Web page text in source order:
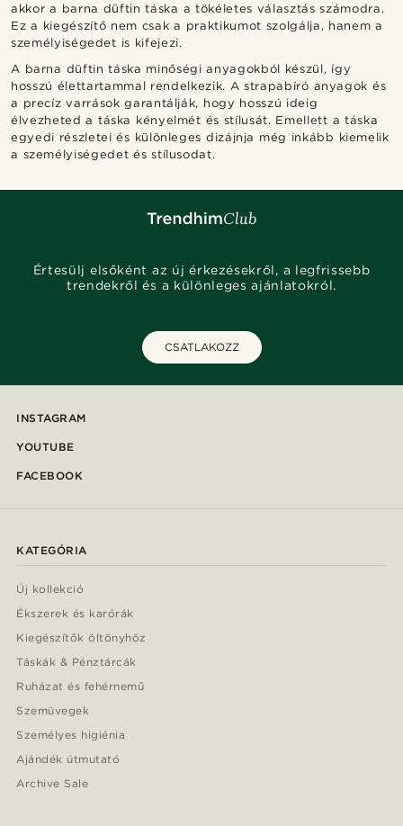
akkor a barna düftin táska a tökéletes választás számodra.
Ez a kiegészítő nem csak a praktikumot szolgálja, hanem a
személyiségedet is kifejezi.
A barna düftin táska minőségi anyagokból készül, így
hosszú élettartammal rendelkezik. A strapabíró anyagok és
a precíz varrások garantálják, hogy hosszú ideig
élvezheted a táska kényelmét és stílusát. Emellett a táska
egyedi részletei és különleges dizájnja még inkább kiemelik
a személyiségedet és stílusodat.
Értesülj elsőként az új érkezésekről, a legfrissebb
trendekről és a különleges ajánlatokról.
CSATLAKOZZ
INSTAGRAM
YOUTUBE
FACEBOOK
KATEGÓRIA
Új kollekció
Ékszerek és karórák
Kiegészítők öltönyhöz
Táskák & Pénztárcák
Ruházat és fehérnemű
Szemüvegek
Személyes higiénia
Ajándék útmutató
Archive Sale